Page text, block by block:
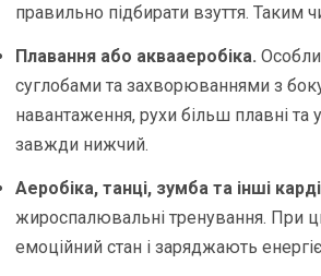
правильно підбирати взуття. Таким
Плавання або аквааеробіка.
суглобами та захворюваннями з
навантаження, рухи більш плавні та
завжди нижчий.
Аеробіка, танці, зумба та інші
жироспалювальні тренування. При
емоційний стан і заряджають